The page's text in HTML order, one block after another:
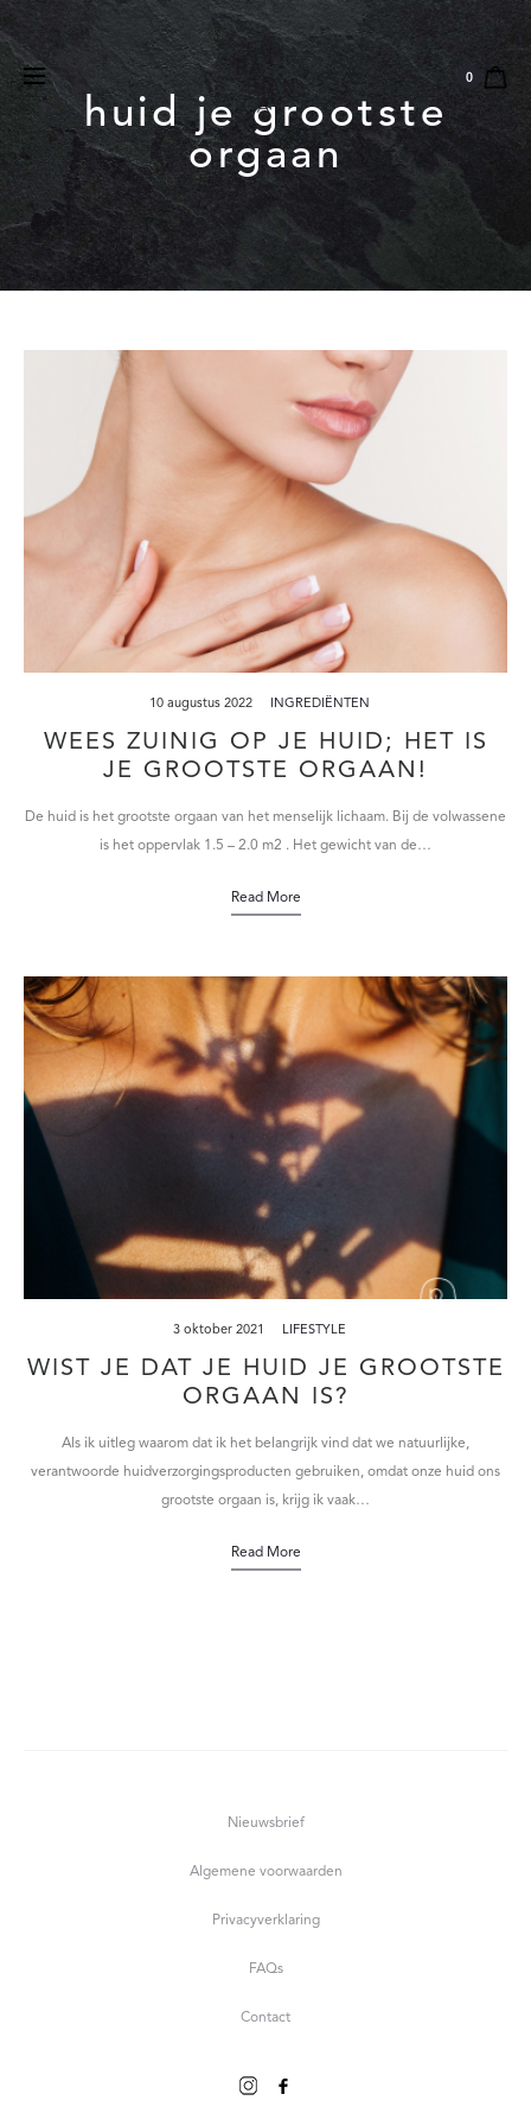
Natuurlijk Vegan
Dierproefvrij 0
huid je grootste
orgaan
10 augustus 2022 INGREDIËNTEN
WEES ZUINIG OP JE HUID; HET IS
JE GROOTSTE ORGAAN!
De huid is het grootste orgaan van het menselijk lichaam. Bij de volwassene
is het oppervlak 1.5 – 2.0 m2 . Het gewicht van de…
Read More
3 oktober 2021 LIFESTYLE
WIST JE DAT JE HUID JE GROOTSTE
ORGAAN IS?
Als ik uitleg waarom dat ik het belangrijk vind dat we natuurlijke,
verantwoorde huidverzorgingsproducten gebruiken, omdat onze huid ons
grootste orgaan is, krijg ik vaak…
Read More
Nieuwsbrief
Algemene voorwaarden
Privacyverklaring
FAQs
Contact